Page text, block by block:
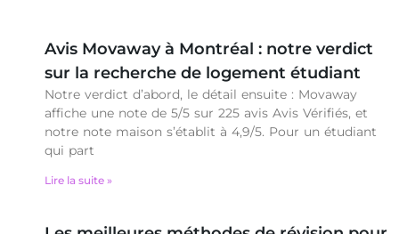
Avis Movaway à Montréal : notre verdict
sur la recherche de logement étudiant
Notre verdict d’abord, le détail ensuite : Movaway
affiche une note de 5/5 sur 225 avis Avis Vérifiés, et
notre note maison s’établit à 4,9/5. Pour un étudiant
qui part
Lire la suite »